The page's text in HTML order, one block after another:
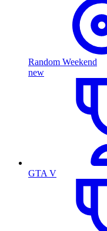
Random Weekend
new
GTA V